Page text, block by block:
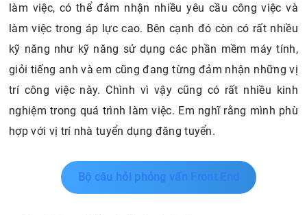
làm việc, có thể đảm nhận nhiều yêu cầu công việc và
làm việc trong áp lực cao. Bên cạnh đó còn có rất nhiều
kỹ năng như kỹ năng sử dụng các phần mềm máy tính,
giỏi tiếng anh và em cũng đang từng đảm nhận những vị
trí công việc này. Chình vì vậy cũng có rất nhiều kinh
nghiệm trong quá trình làm việc. Em nghĩ rằng mình phù
hợp với vị trí nhà tuyển dụng đăng tuyển.
Bộ câu hỏi phỏng vấn Front End